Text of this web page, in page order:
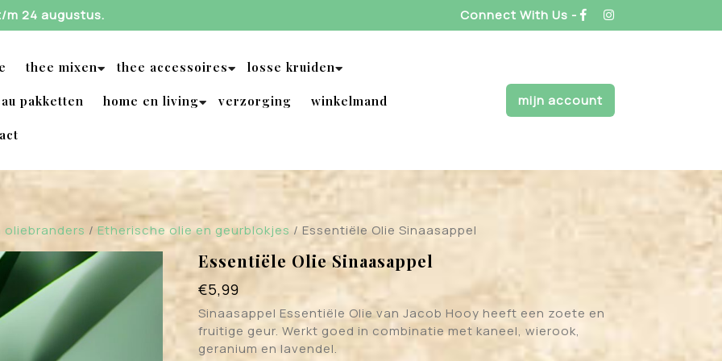
m 24 augustus. Connect With Us -
thee mixen thee accessoires losse kruiden
pakketten home en living verzorging winkelmand mijn account
oliebranders / Etherische olie en geurblokjes / Essentiële Olie Sinaasappel
Essentiële Olie Sinaasappel
€5,99
Sinaasappel Essentiële Olie van Jacob Hooy heeft een zoete en
fruitige geur. Werkt goed in combinatie met kaneel, wierook,
geranium en lavendel.